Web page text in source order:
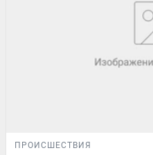
ПРОИСШЕСТВИЯ